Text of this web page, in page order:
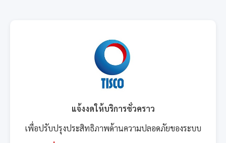
แจ้งงดให้บริการชั่วคราว
เพื่อปรับปรุงประสิทธิภาพด้านความปลอดภัยของระบบ